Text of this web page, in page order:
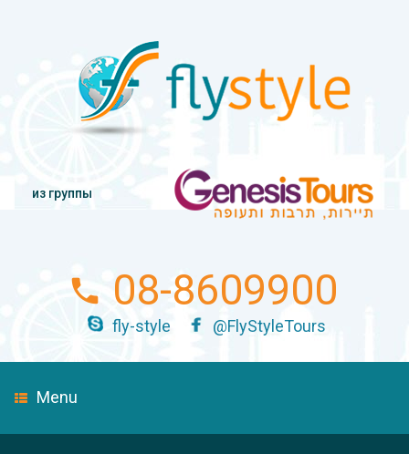
из группы
08-8609900
fly-style @FlyStyleTours
Menu